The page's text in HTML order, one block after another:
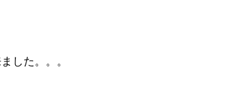
した。。。